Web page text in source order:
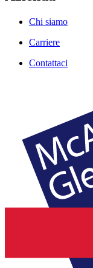
Chi siamo
Carriere
Contattaci